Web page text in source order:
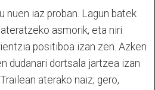
nuen iaz proban. Lagun batek
asmorik, eta niri
positiboa izan zen. Azken
dudanari dortsala jartzea izan
aterako naiz; gero,